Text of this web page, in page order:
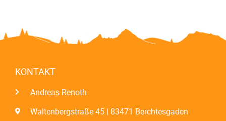
KONTAKT
Andreas Renoth
Waltenbergstraße 45 | 83471 Berchtesgaden